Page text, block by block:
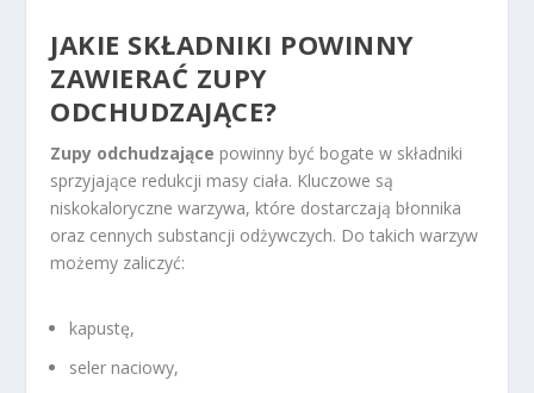
JAKIE SKŁADNIKI POWINNY
ZAWIERAĆ ZUPY
ODCHUDZAJĄCE?
Zupy odchudzające powinny być bogate w składniki
sprzyjające redukcji masy ciała. Kluczowe są
niskokaloryczne warzywa, które dostarczają błonnika
oraz cennych substancji odżywczych. Do takich warzyw
możemy zaliczyć:
kapustę,
seler naciowy,